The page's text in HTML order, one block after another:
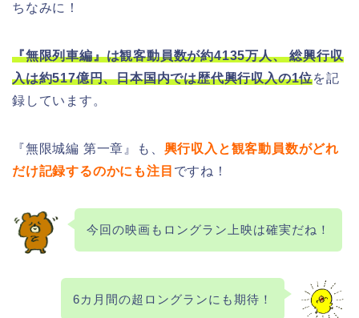
ちなみに！
『無限列車編』は観客動員数が約4135万人、 総興行収
入は約517億円、日本国内では歴代興行収入の1位を記
録しています。
『無限城編 第一章』も、 興行収入と観客動員数がどれ
だけ記録するのかにも注目 ですね！
今回の映画もロングラン上映は確実だね！
6カ月間の超ロングランにも期待！